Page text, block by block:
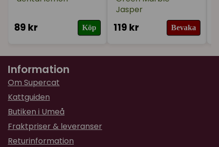
89 kr Köp
Jasper
119 kr Bevaka
Information
Om Supercat
Kattguiden
Butiken i Umeå
Fraktpriser & leveranser
Returinformation